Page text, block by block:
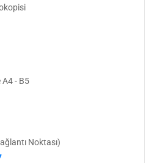
A4 - B5
Noktası)